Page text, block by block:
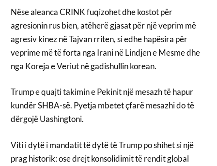
Nëse aleanca CRINK fuqizohet dhe kostot për
agresionin rus bien, atëherë gjasat për një veprim më
agresiv kinez në Tajvan rriten, si edhe hapësira për
veprime më të forta nga Irani në Lindjen e Mesme dhe
nga Koreja e Veriut në gadishullin korean.
Trump e quajti takimin e Pekinit një mesazh të hapur
kundër SHBA-së. Pyetja mbetet çfarë mesazhi do të
dërgojë Uashingtoni.
Viti i dytë i mandatit të dytë të Trump po shihet si një
prag historik: ose drejt konsolidimit të rendit global